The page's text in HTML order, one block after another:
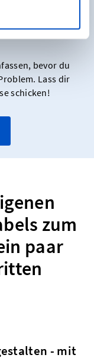
bevor du
Lass dir
schicken!
zum
paar
- mit